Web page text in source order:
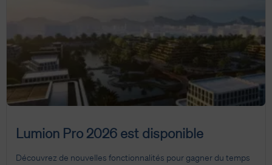
Lumion Pro 2026 est disponible
Découvrez de nouvelles fonctionnalités pour gagner du temps